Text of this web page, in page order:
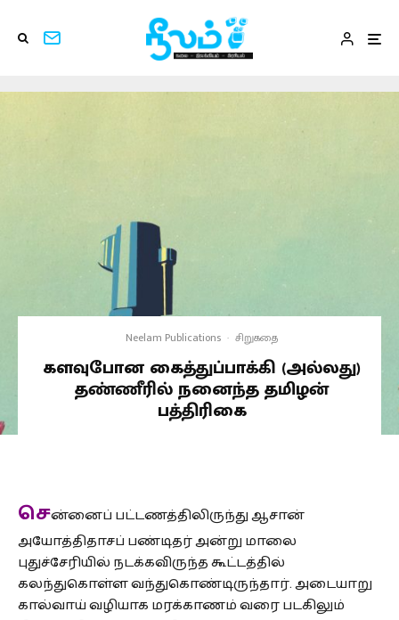
Neelam Publications · சிறுகதை
களவுபோன கைத்துப்பாக்கி (அல்லது)
தண்ணீரில் நனைந்த தமிழன்
பத்திரிகை
சென்னைப் பட்டணத்திலிருந்து ஆசான்
அயோத்திதாசப் பண்டிதர் அன்று மாலை
புதுச்சேரியில் நடக்கவிருந்த கூட்டத்தில்
கலந்துகொள்ள வந்துகொண்டிருந்தார். அடையாறு
கால்வாய் வழியாக மரக்காணம் வரை படகிலும்